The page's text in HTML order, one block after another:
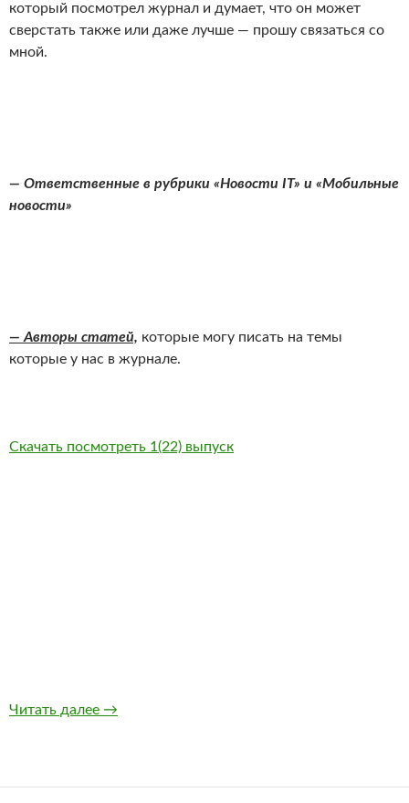
который посмотрел журнал и думает, что он может
сверстать также или даже лучше — прошу связаться со
мной.
— Ответственные в рубрики «Новости IT» и «Мобильные
новости»
— Авторы статей, которые могу писать на темы
которые у нас в журнале.
Скачать посмотреть 1(22) выпуск
Читать далее Выход новогоднего номера журнала 8-бит
→